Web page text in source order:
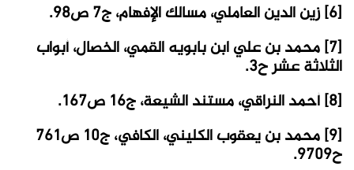
[6] زين الدين العاملي، مسالك الإفهام، ج7 ص98.
[7] محمد بن علي ابن بابويه القمي، الخصال، أبواب
الثلاثة عشر ح3.
[8] أحمد النراقي، مستند الشيعة، ج16 ص167.
[9] محمد بن يعقوب الكليني، الكافي، ج10 ص761
ح9709.